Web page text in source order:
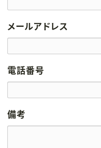
メールアドレス
電話番号
備考